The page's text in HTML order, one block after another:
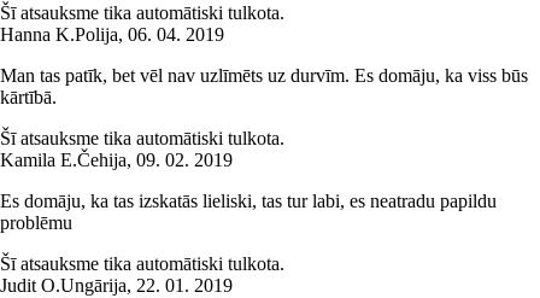
Šī atsauksme tika automātiski tulkota.
Hanna K.Polija, 06. 04. 2019
Man tas patīk, bet vēl nav uzlīmēts uz durvīm. Es domāju, ka viss būs
kārtībā.
Šī atsauksme tika automātiski tulkota.
Kamila E.Čehija, 09. 02. 2019
Es domāju, ka tas izskatās lieliski, tas tur labi, es neatradu papildu
problēmu
Šī atsauksme tika automātiski tulkota.
Judit O.Ungārija, 22. 01. 2019